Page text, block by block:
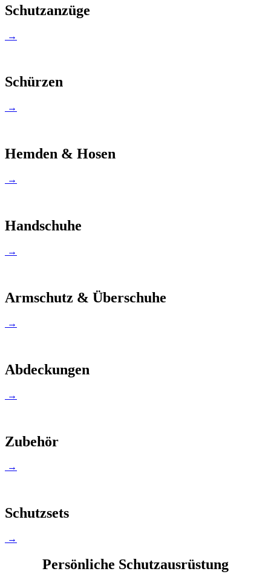
Schutzanzüge
→
Schürzen
→
Hemden & Hosen
→
Handschuhe
→
Armschutz & Überschuhe
→
Abdeckungen
→
Zubehör
→
Schutzsets
→
Persönliche Schutzausrüstung